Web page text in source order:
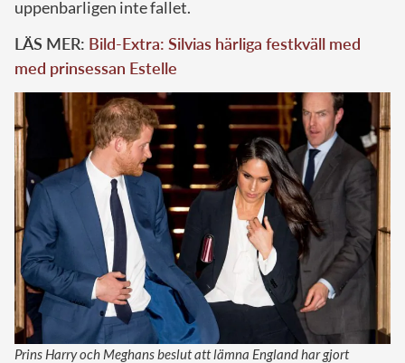
uppenbarligen inte fallet.
LÄS MER: Bild-Extra: Silvias härliga festkväll med
med prinsessan Estelle
Prins Harry och Meghans beslut att lämna England har gjort